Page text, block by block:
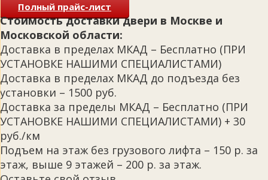
Полный прайс-лист
Стоимость доставки двери в Москве и
Московской области:
Доставка в пределах МКАД – Бесплатно (ПРИ
УСТАНОВКЕ НАШИМИ СПЕЦИАЛИСТАМИ)
Доставка в пределах МКАД до подъезда без
установки – 1500 руб.
Доставка за пределы МКАД – Бесплатно (ПРИ
УСТАНОВКЕ НАШИМИ СПЕЦИАЛИСТАМИ) + 30
руб./км
Подъем на этаж без грузового лифта – 150 р. за
этаж, выше 9 этажей – 200 р. за этаж.